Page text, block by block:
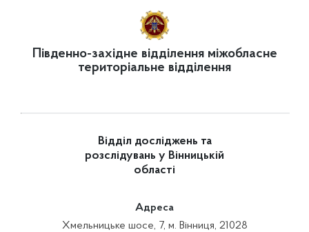
Південно-західне відділення міжобласне
територіальне відділення
Відділ досліджень та
розслідувань у Вінницькій
області
Адреса
Хмельницьке шосе, 7, м. Вінниця, 21028